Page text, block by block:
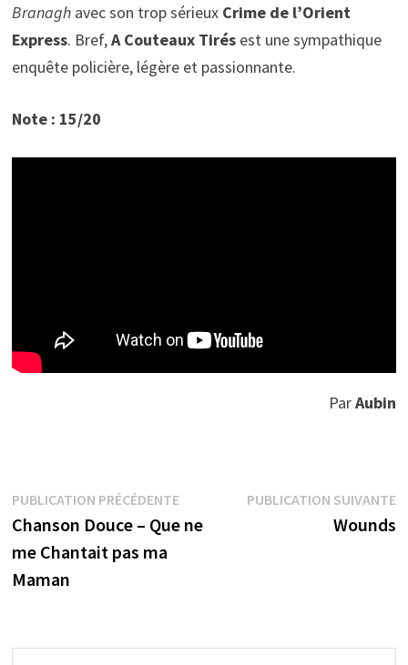
Branaghavec son trop sérieux Crime de l’Orient
Express. Bref,A Couteaux Tirésest une sympathique
enquête policière, légère et passionnante.
Note : 15/20
ParAubin
Navigation
de
l’article
PUBLICATION PRÉCÉDENTEPublication
précédente :
Chanson Douce – Que ne
me Chantait pas ma
Maman
PUBLICATION SUIVANTE
Wounds